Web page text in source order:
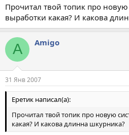
Прочитал твой топик про новую
выработки какая? И какова
A Amigo
31 Янв 2007
Еретик написал(а):
Прочитал твой топик про новую
какая? И какова длинна шкурника?